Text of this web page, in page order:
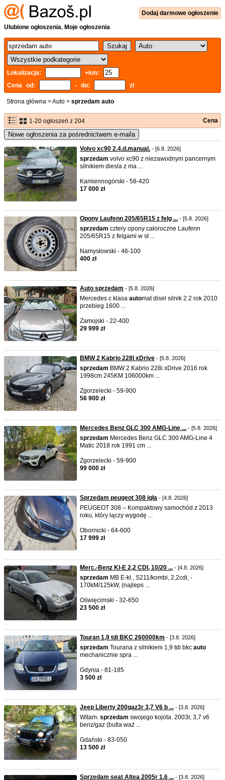
Dodaj darmowe ogłoszenie
Ulubione ogłoszenia, Moje ogłoszenia
Lokalizacja:
+km:
Cena od:
- do: zł
Strona główna >Auto > sprzedam auto
1-20 ogłoszeń z 204 Cena
Nowe ogłoszenia za pośrednictwem e-maila
Volvo xc90 2.4.d.manual. - [6.8. 2026]
sprzedam volvo xc90 z niezawodnym pancernym
silnikiem diesla z ma ...
Kamiennogórski - 58-420
17 000 zł
Opony Laufenn 205/65R15 z felg ... - [5.8. 2026]
sprzedam cztery opony całoroczne Laufenn
205/65R15 z felgami w st ...
Namysłowski - 46-100
400 zł
Auto sprzedam - [5.8. 2026]
Mercedes c klasa automat disel silnik 2.2 rok 2010
przebieg 1600 ...
Zamojski - 22-400
29 999 zł
BMW 2 Kabrio 228I xDrive - [5.8. 2026]
sprzedam BMW 2 Kabrio 228i xDrive 2016 rok
1998cm 245KM 106000km ...
Zgorzelecki - 59-900
56 900 zł
Mercedes Benz GLC 300 AMG-Line ... - [5.8. 2026]
sprzedam Mercedes Benz GLC 300 AMG-Line 4
Matic 2018 rok 1991 cm ...
Zgorzelecki - 59-900
99 000 zł
Sprzedam peugeot 308 igła - [4.8. 2026]
PEUGEOT 308 – Kompaktowy samochód z 2013
roku, który łączy wygodę ...
Obornicki - 64-600
17 999 zł
Merc.-Benz Kl-E 2,2 CDI, 10/20 ... - [4.8. 2026]
sprzedam MB E-kl., S211/kombi, 2,2cdi, -
170kM/125kW, (najleps ...
Oświęcimski - 32-650
23 500 zł
Touran 1,9 tdi BKC 260000km - [3.8. 2026]
sprzedam Tourana z silnikiem 1,9 tdi bkc auto
mechanicznie spra ...
Gdynia - 81-185
3 500 zł
Jeep Liberty 200gaz3r 3,7 V6 b ... - [3.8. 2026]
Witam. sprzedam swojego kojota. 2003r, 3,7 v6
benz/gaz (butla waż ...
Gdański - 83-050
13 500 zł
Sprzedam seat Altea 2005r 1.6 ... - [3.8. 2026]